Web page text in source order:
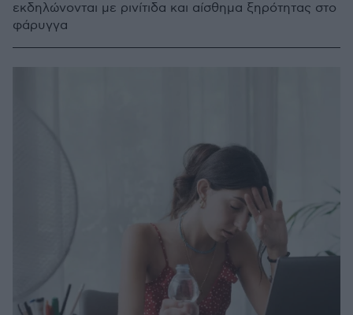
εκδηλώνονται με ρινίτιδα και αίσθημα ξηρότητας στο
φάρυγγα